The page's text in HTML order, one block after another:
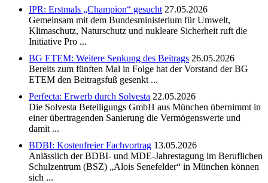
IPR: Erstmals „Champion“ gesucht 27.05.2026
Gemeinsam mit dem Bundesministerium für Umwelt,
Klimaschutz, Naturschutz und nukleare Sicherheit ruft die
Initiative Pro ...
BG ETEM: Weitere Senkung des Beitrags 26.05.2026
Bereits zum fünften Mal in Folge hat der Vorstand der BG
ETEM den Beitragsfuß gesenkt ...
Perfecta: Erwerb durch Solvesta 22.05.2026
Die Solvesta Beteiligungs GmbH aus München übernimmt in
einer übertragenden Sanierung die Vermögenswerte und
damit ...
BDBI: Kostenfreier Fachvortrag 13.05.2026
Anlässlich der BDBI- und MDE-Jahrestagung im Beruflichen
Schulzentrum (BSZ) „Alois Senefelder“ in München können
sich ...